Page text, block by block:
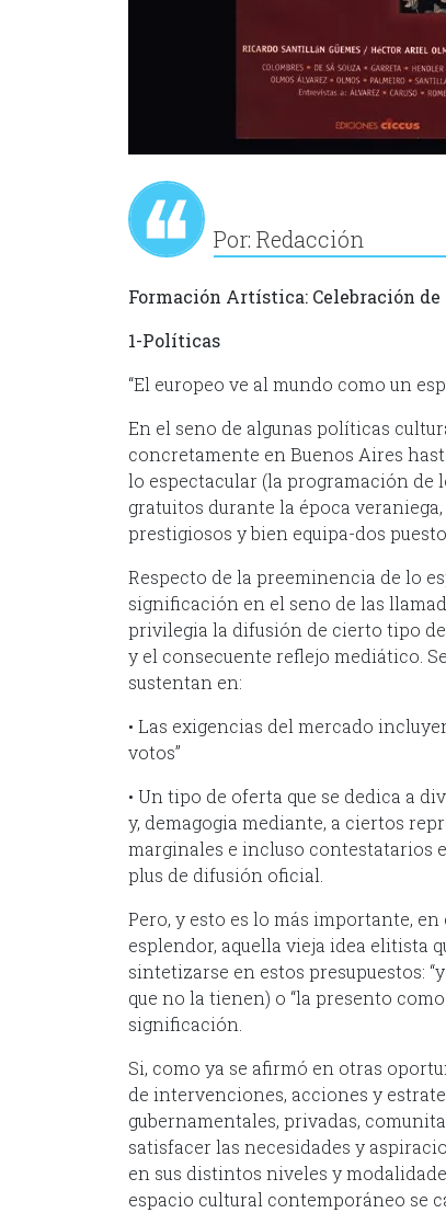
Por: Redacción
Formación Artística: Celebración de
1-Políticas
“El europeo ve al mundo como un
En el seno de algunas políticas
concretamente en Buenos Aires
lo espectacular (la programación de
gratuitos durante la época
prestigiosos y bien equipa-dos
Respecto de la preeminencia de lo
significación en el seno de las
privilegia la difusión de cierto tipo
y el consecuente reflejo mediático.
sustentan en:
• Las exigencias del mercado
votos”
• Un tipo de oferta que se dedica a
y, demagogia mediante, a ciertos
marginales e incluso contestatarios
plus de difusión oficial.
Pero, y esto es lo más importante,
esplendor, aquella vieja idea elitista
sintetizarse en estos presupuestos:
que no la tienen) o “la presento
significación.
Si, como ya se afirmó en otras
de intervenciones, acciones y
gubernamentales, privadas,
satisfacer las necesidades y
en sus distintos niveles y
espacio cultural contemporáneo se